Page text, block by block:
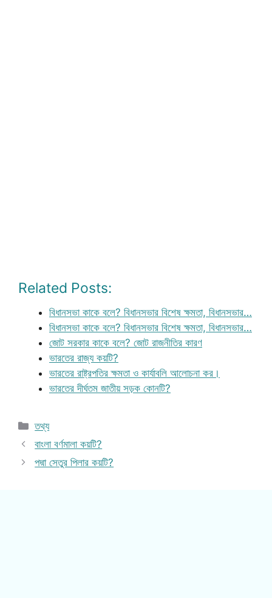
Related Posts:
বিধানসভা কাকে বলে? বিধানসভার বিশেষ ক্ষমতা, বিধানসভার…
বিধানসভা কাকে বলে? বিধানসভার বিশেষ ক্ষমতা, বিধানসভার…
জোট সরকার কাকে বলে? জোট রাজনীতির কারণ
ভারতের রাজ্য কয়টি?
ভারতের রাষ্ট্রপতির ক্ষমতা ও কার্যাবলি আলোচনা কর।
ভারতের দীর্ঘতম জাতীয় সড়ক কোনটি?
Categories
তথ্য
বাংলা বর্ণমালা কয়টি?
পদ্মা সেতুর পিলার কয়টি?